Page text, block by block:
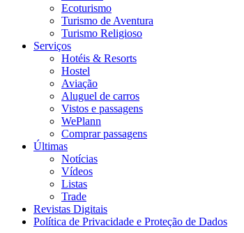
Ecoturismo
Turismo de Aventura
Turismo Religioso
Serviços
Hotéis & Resorts
Hostel
Aviação
Aluguel de carros
Vistos e passagens
WePlann
Comprar passagens
Últimas
Notícias
Vídeos
Listas
Trade
Revistas Digitais
Política de Privacidade e Proteção de Dados